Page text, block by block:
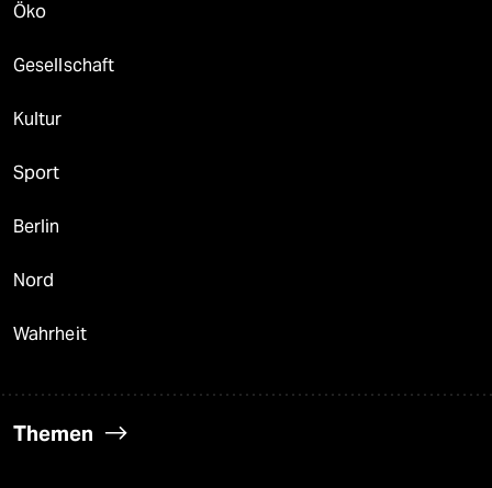
Öko
Gesellschaft
Kultur
Sport
Berlin
Nord
Wahrheit
Themen